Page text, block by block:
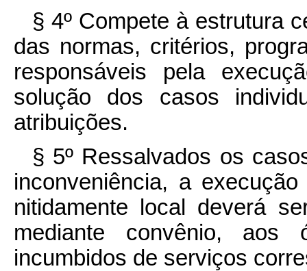
§ 4º Compete à estrutura
das normas, critérios,
responsáveis pela
solução dos casos
atribuições.
§ 5º Ressalvados os
inconveniência, a
nitidamente local deverá
mediante convênio, aos
incumbidos de serviços